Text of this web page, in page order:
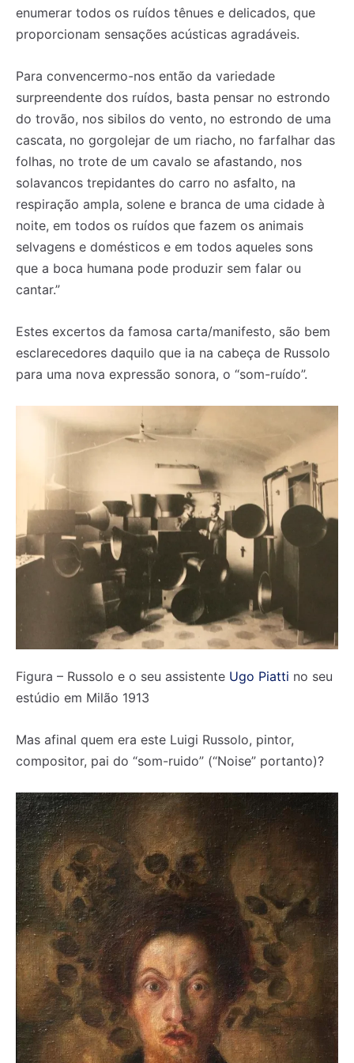
enumerar todos os ruídos tênues e delicados, que
proporcionam sensações acústicas agradáveis.
Para convencermo-nos então da variedade
surpreendente dos ruídos, basta pensar no estrondo
do trovão, nos sibilos do vento, no estrondo de uma
cascata, no gorgolejar de um riacho, no farfalhar das
folhas, no trote de um cavalo se afastando, nos
solavancos trepidantes do carro no asfalto, na
respiração ampla, solene e branca de uma cidade à
noite, em todos os ruídos que fazem os animais
selvagens e domésticos e em todos aqueles sons
que a boca humana pode produzir sem falar ou
cantar.”
Estes excertos da famosa carta/manifesto, são bem
esclarecedores daquilo que ia na cabeça de Russolo
para uma nova expressão sonora, o “som-ruído”.
Figura – Russolo e o seu assistente Ugo Piatti no seu
estúdio em Milão 1913
Mas afinal quem era este Luigi Russolo, pintor,
compositor, pai do “som-ruido” (“Noise” portanto)?